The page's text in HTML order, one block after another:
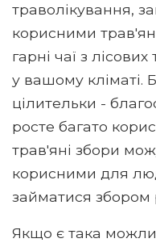
траволікування,
корисними
гарні чаї з
у вашому кліматі.
цілительки -
росте багато
трав'яні збори
корисними для
займатися збором
Якщо є така